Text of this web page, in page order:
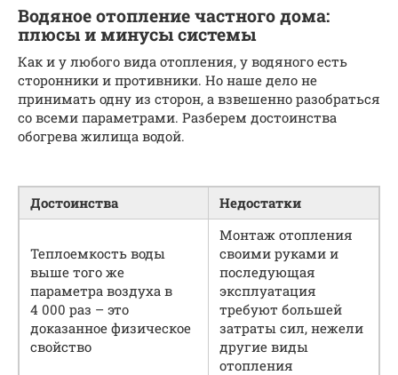
Водяное отопление частного дома:
плюсы и минусы системы
Как и у любого вида отопления, у водяного есть
сторонники и противники. Но наше дело не
принимать одну из сторон, а взвешенно разобраться
со всеми параметрами. Разберем достоинства
обогрева жилища водой.
Достоинства Недостатки
Теплоемкость воды
выше того же
параметра воздуха в
4 000 раз – это
доказанное физическое
свойство
Монтаж отопления
своими руками и
последующая
эксплуатация
требуют большей
затраты сил, нежели
другие виды
отопления